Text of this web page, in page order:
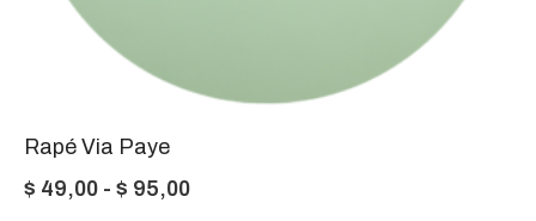
Rapé Via Paye
$ 49,00 - $ 95,00Rango